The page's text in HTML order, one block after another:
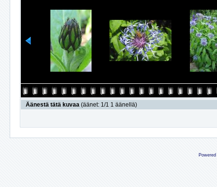
Äänestä tätä kuvaa (äänet: 1/1 1 äänellä)